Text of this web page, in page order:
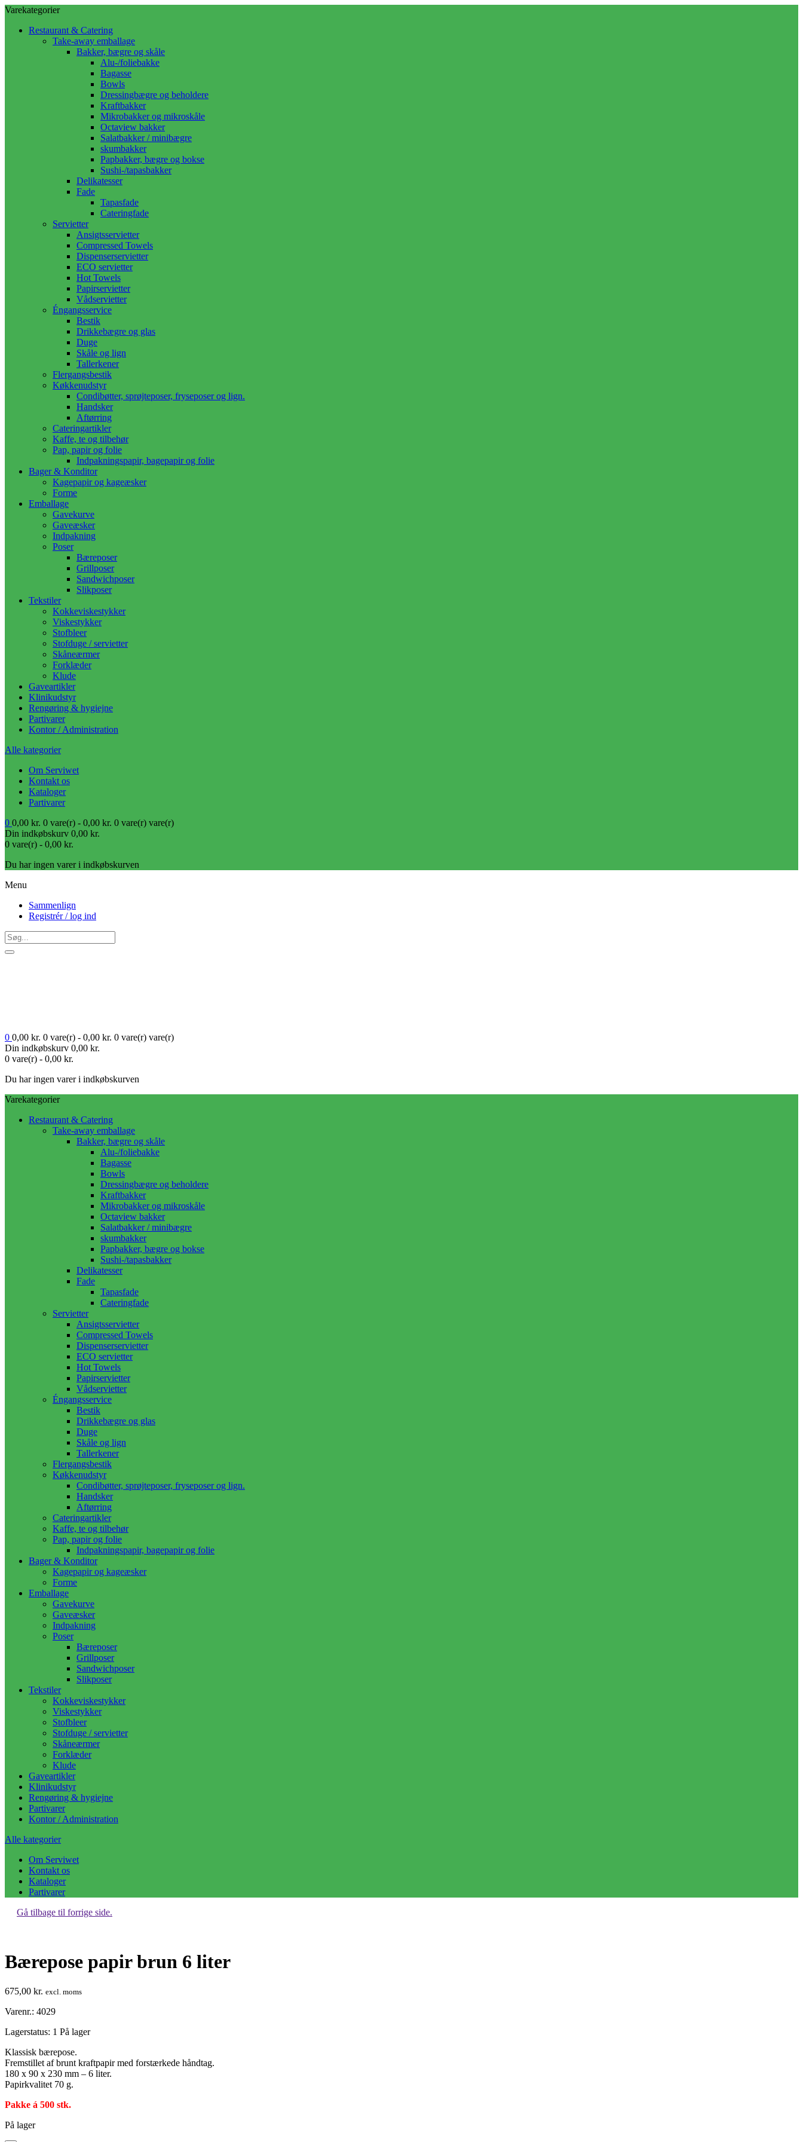
Varekategorier
Restaurant & Catering
Take-away emballage
Bakker, bægre og skåle
Alu-/foliebakke
Bagasse
Bowls
Dressingbægre og beholdere
Kraftbakker
Mikrobakker og mikroskåle
Octaview bakker
Salatbakker / minibægre
skumbakker
Papbakker, bægre og bokse
Sushi-/tapasbakker
Delikatesser
Fade
Tapasfade
Cateringfade
Servietter
Ansigtsservietter
Compressed Towels
Dispenserservietter
ECO servietter
Hot Towels
Papirservietter
Vådservietter
Éngangsservice
Bestik
Drikkebægre og glas
Duge
Skåle og lign
Tallerkener
Flergangsbestik
Køkkenudstyr
Condibøtter, sprøjteposer, fryseposer og lign.
Handsker
Aftørring
Cateringartikler
Kaffe, te og tilbehør
Pap, papir og folie
Indpakningspapir, bagepapir og folie
Bager & Konditor
Kagepapir og kageæsker
Forme
Emballage
Gavekurve
Gaveæsker
Indpakning
Poser
Bæreposer
Grillposer
Sandwichposer
Slikposer
Tekstiler
Kokkeviskestykker
Viskestykker
Stofbleer
Stofduge / servietter
Skåneærmer
Forklæder
Klude
Gaveartikler
Klinikudstyr
Rengøring & hygiejne
Partivarer
Kontor / Administration
Alle kategorier
Om Serviwet
Kontakt os
Kataloger
Partivarer
0 0,00 kr. 0 vare(r) - 0,00 kr. 0 vare(r) vare(r)
Din indkøbskurv 0,00 kr.
0 vare(r) - 0,00 kr.
Du har ingen varer i indkøbskurven
Menu
Sammenlign
Registrér / log ind
0 0,00 kr. 0 vare(r) - 0,00 kr. 0 vare(r) vare(r)
Din indkøbskurv 0,00 kr.
0 vare(r) - 0,00 kr.
Du har ingen varer i indkøbskurven
Varekategorier
Restaurant & Catering
Take-away emballage
Bakker, bægre og skåle
Alu-/foliebakke
Bagasse
Bowls
Dressingbægre og beholdere
Kraftbakker
Mikrobakker og mikroskåle
Octaview bakker
Salatbakker / minibægre
skumbakker
Papbakker, bægre og bokse
Sushi-/tapasbakker
Delikatesser
Fade
Tapasfade
Cateringfade
Servietter
Ansigtsservietter
Compressed Towels
Dispenserservietter
ECO servietter
Hot Towels
Papirservietter
Vådservietter
Éngangsservice
Bestik
Drikkebægre og glas
Duge
Skåle og lign
Tallerkener
Flergangsbestik
Køkkenudstyr
Condibøtter, sprøjteposer, fryseposer og lign.
Handsker
Aftørring
Cateringartikler
Kaffe, te og tilbehør
Pap, papir og folie
Indpakningspapir, bagepapir og folie
Bager & Konditor
Kagepapir og kageæsker
Forme
Emballage
Gavekurve
Gaveæsker
Indpakning
Poser
Bæreposer
Grillposer
Sandwichposer
Slikposer
Tekstiler
Kokkeviskestykker
Viskestykker
Stofbleer
Stofduge / servietter
Skåneærmer
Forklæder
Klude
Gaveartikler
Klinikudstyr
Rengøring & hygiejne
Partivarer
Kontor / Administration
Alle kategorier
Om Serviwet
Kontakt os
Kataloger
Partivarer
Gå tilbage til forrige side.
Bærepose papir brun 6 liter
675,00 kr. excl. moms
Varenr.: 4029
Lagerstatus: 1 På lager
Klassisk bærepose.
Fremstillet af brunt kraftpapir med forstærkede håndtag.
180 x 90 x 230 mm – 6 liter.
Papirkvalitet 70 g.
Pakke á 500 stk.
På lager